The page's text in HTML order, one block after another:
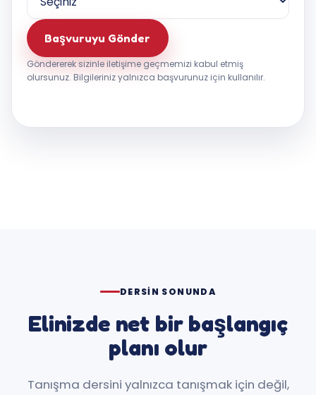
WebsiteBaşvuruyu Gönder
Göndererek sizinle iletişime geçmemizi kabul etmiş
olursunuz. Bilgileriniz yalnızca başvurunuz için kullanılır.
DERSIN SONUNDA
Elinizde net bir başlangıç
planı olur
Tanışma dersini yalnızca tanışmak için değil,